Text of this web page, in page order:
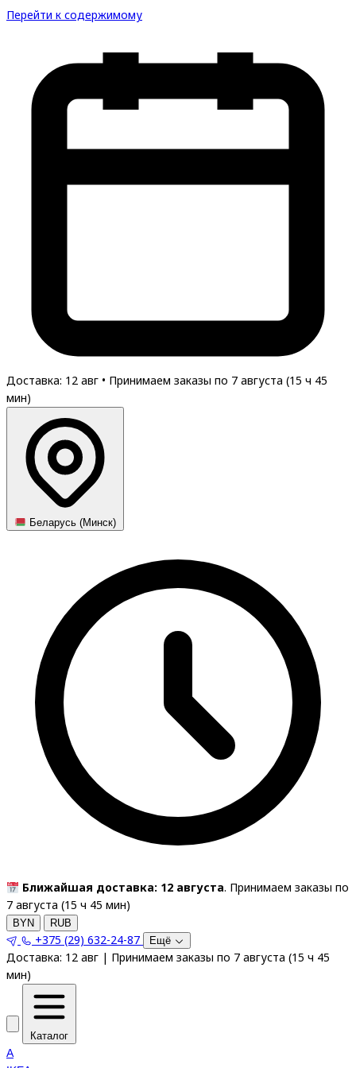
Перейти к содержимому
Доставка: 12 авг • Принимаем заказы по 7 августа (15 ч 45
мин)
Беларусь (Минск)
Ближайшая доставка: 12 августа. Принимаем заказы по
7 августа (15 ч 45 мин)
BYN RUB
+375 (29) 632-24-87 Ещё
Доставка: 12 авг | Принимаем заказы по 7 августа (15 ч 45
мин)
Каталог
A